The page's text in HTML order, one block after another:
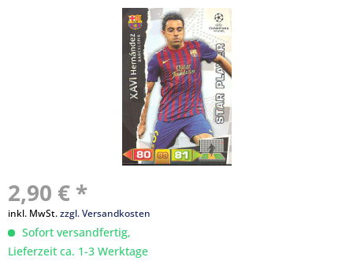
2,90 € *
inkl. MwSt.zzgl. Versandkosten
Sofort versandfertig,
Lieferzeit ca. 1-3 Werktage